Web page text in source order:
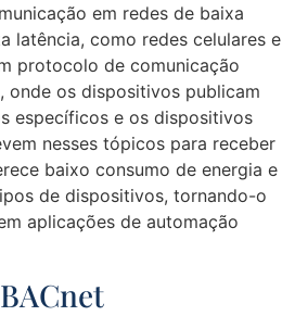
em redes de baixa
latência, como redes celulares e
protocolo de comunicação
onde os dispositivos publicam
específicos e os dispositivos
nesses tópicos para receber
baixo consumo de energia e
de dispositivos, tornando-o
aplicações de automação